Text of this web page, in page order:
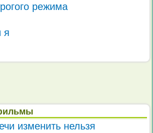
режима
я
изменить нельзя